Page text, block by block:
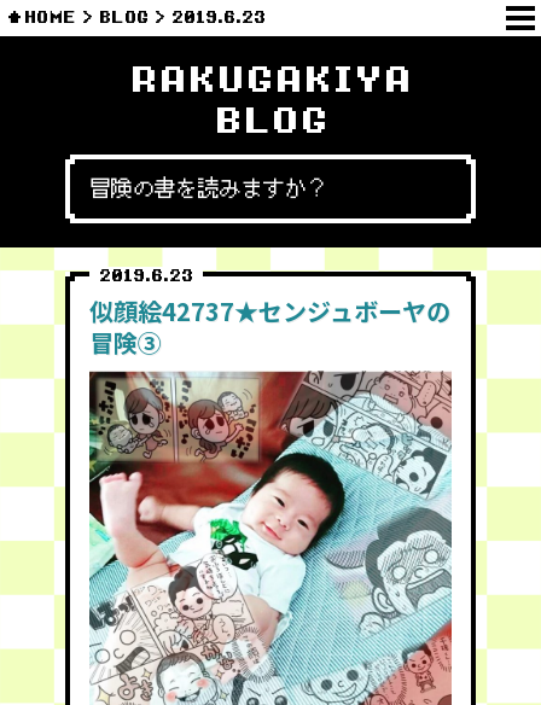
HOME BLOG 2019.6.23
RAKUGAKIYA
BLOG
冒険の書を読みますか？
2019.6.23
似顔絵42737★センジュボーヤの
冒険③